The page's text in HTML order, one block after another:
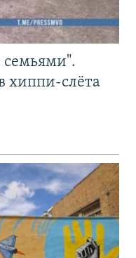
хиппи-слёта